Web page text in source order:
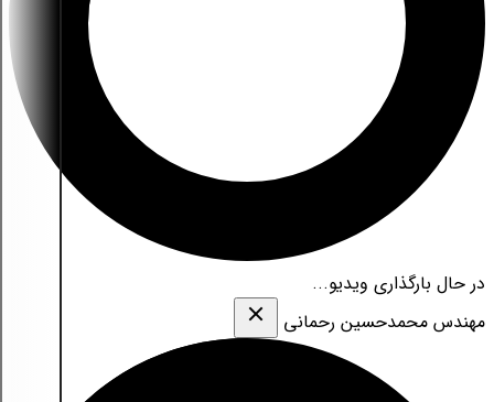
در حال بارگذاری ویدیو...
مهندس محمدحسین رحمانی